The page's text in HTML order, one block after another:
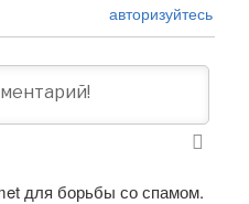
авторизуйтесь
для борьбы со спамом.